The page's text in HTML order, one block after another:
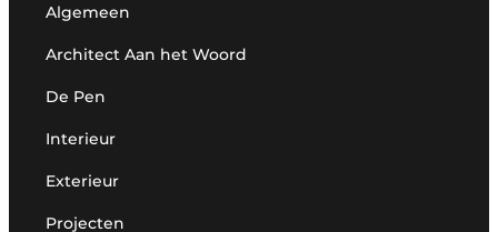
Algemeen
Architect Aan het Woord
De Pen
Interieur
Exterieur
Projecten